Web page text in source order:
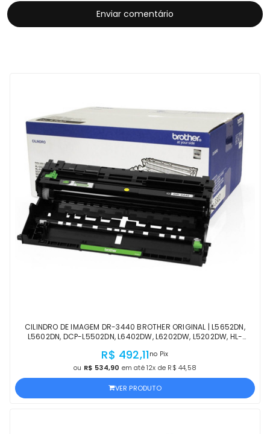
Enviar comentário
CILINDRO DE IMAGEM DR-3440 BROTHER ORIGINAL | L5652DN,
L5602DN, DCP-L5502DN, L6402DW, L6202DW, L5202DW, HL-
R$ 492,11no Pix
ou R$ 534,90 em até 12x de R$ 44,58
VER PRODUTO